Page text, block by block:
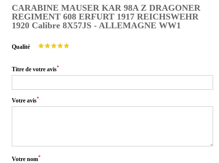
CARABINE MAUSER KAR 98A Z DRAGONER
REGIMENT 608 ERFURT 1917 REICHSWEHR
1920 Calibre 8X57JS - ALLEMAGNE WW1
Qualité
Titre de votre avis*
Votre avis*
Votre nom*